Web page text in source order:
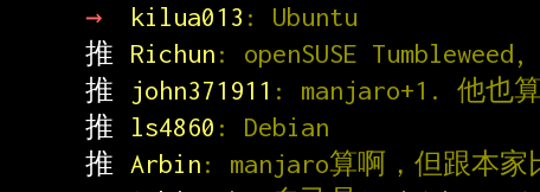
→
kilua013 : Ubuntu
推
Richun: openSUSE
推
john371911 : manjaro+1. 他也
推
ls4860 : Debian
推
Arbin: manjaro算啊，但跟本